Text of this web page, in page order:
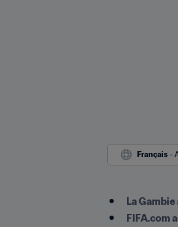
Français -
La
FIFA.com